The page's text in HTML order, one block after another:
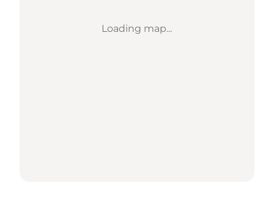
Loading map...